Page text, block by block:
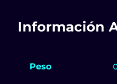
Información
Peso